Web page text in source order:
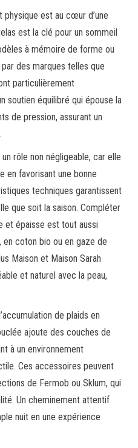
est au cœur d’une
est la clé pour un sommeil
à mémoire de forme ou
des marques telles que
particulièrement
soutien équilibré qui épouse la
de pression, assurant un
rôle non négligeable, car elle
en favorisant une bonne
techniques garantissent
que soit la saison. Compléter
et épaisse est tout aussi
en coton bio ou en gaze de
Maison et Maison Sarah
et naturel avec la peau,
de plaids en
ajoute des couches de
à un environnement
Ces accessoires peuvent
de Fermob ou Sklum, qui
Un cheminement attentif
nuit en une expérience